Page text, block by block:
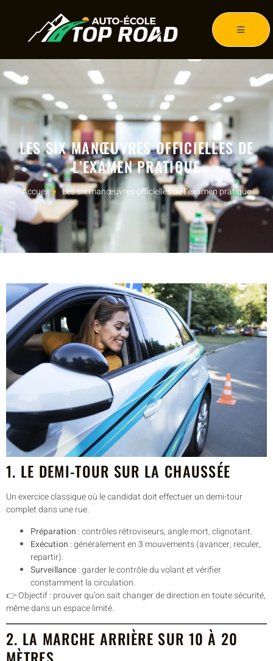
LES SIX MANŒUVRES OFFICIELLES DE
L’EXAMEN PRATIQUE
Accueil Les six manœuvres officielles de l’examen pratique
1. LE DEMI-TOUR SUR LA CHAUSSÉE
Un exercice classique où le candidat doit effectuer un demi-tour
complet dans une rue.
Préparation : contrôles rétroviseurs, angle mort, clignotant.
Exécution : généralement en 3 mouvements (avancer, reculer,
repartir).
Surveillance: garder le contrôle du volant et vérifier
constamment la circulation.
👉 Objectif : prouver qu’on sait changer de direction en toute sécurité,
même dans un espace limité.
2. LA MARCHE ARRIÈRE SUR 10 À 20